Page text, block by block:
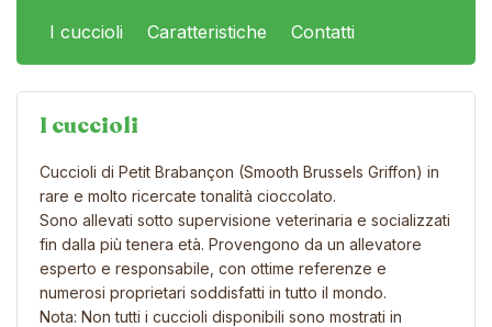
I cuccioli Caratteristiche Contatti
I cuccioli
Cuccioli di Petit Brabançon (Smooth Brussels Griffon) in
rare e molto ricercate tonalità cioccolato.
Sono allevati sotto supervisione veterinaria e socializzati
fin dalla più tenera età. Provengono da un allevatore
esperto e responsabile, con ottime referenze e
numerosi proprietari soddisfatti in tutto il mondo.
Nota: Non tutti i cuccioli disponibili sono mostrati in